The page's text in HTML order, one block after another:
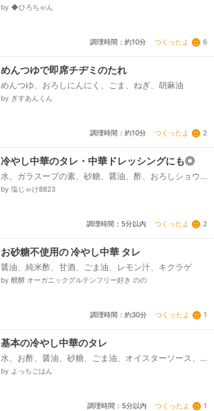
わかめ、きゅうり、ハム、コーン缶詰、ミニトマト
by ◆ひろちゃん
調理時間：約10分 つくったよ 6
めんつゆで即席チヂミのたれ
めんつゆ、おろしにんにく、ごま、ねぎ、胡麻油
by ぎすあんくん
調理時間：約10分 つくったよ 2
冷やし中華のタレ・中華ドレッシングにも◎
水、ガラスープの素、砂糖、醤油、酢、おろしショウ
ガ、ごま油、レモン果汁(お好みで)
by 塩じゃけ8823
調理時間：5分以内 つくったよ 2
お砂糖不使用の 冷やし中華 タレ
醤油、純米酢、甘酒、ごま油、レモン汁、キクラゲ
by 醗酵 オーガニックグルテンフリー好き のの
調理時間：約30分 つくったよ 1
基本の冷やし中華のタレ
水、お酢、醤油、砂糖、ごま油、オイスターソース、
鶏ガラ
by よっちごはん
調理時間：5分以内 つくったよ 1